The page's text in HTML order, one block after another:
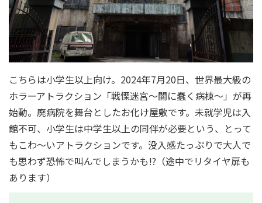
こちらは小学生以上向け。2024年7月20日、世界最大級の
ホラーアトラクション「戦慄迷宮～闇に蠢く病棟～」が再
始動。廃病院を舞台としたお化け屋敷です。未就学児は入
館不可、小学生は中学生以上の同伴が必要という、とって
もこわ～いアトラクションです。没入感たっぷりで大人で
も思わず恐怖で叫んでしまうかも!?（途中でリタイヤ扉も
あります）